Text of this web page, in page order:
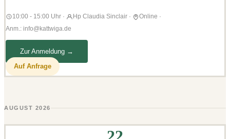
10:00 - 15:00 Uhr · Hp Claudia Sinclair · Online ·
Anm.: info@kattwiga.de
Zur Anmeldung →
Auf Anfrage
AUGUST 2026